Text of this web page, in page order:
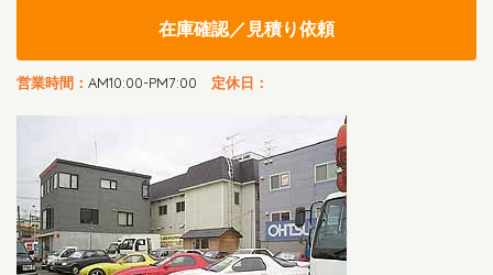
在庫確認／見積り依頼
営業時間： AM10:00-PM7:00 定休日：